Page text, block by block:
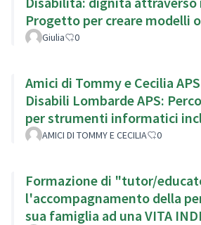
Progetto per creare modelli
Giulia 0
Amici di Tommy e Cecilia
Disabili Lombarde APS:
per strumenti informatici
AMICI DI TOMMY E CECILIA 0
Formazione di "tutor/
l'accompagnamento della
sua famiglia ad una VITA